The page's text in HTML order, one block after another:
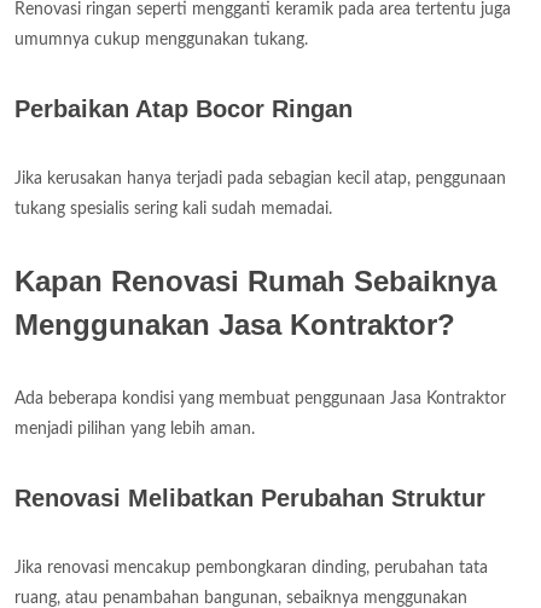
Renovasi ringan seperti mengganti keramik pada area tertentu juga
umumnya cukup menggunakan tukang.
Perbaikan Atap Bocor Ringan
Jika kerusakan hanya terjadi pada sebagian kecil atap, penggunaan
tukang spesialis sering kali sudah memadai.
Kapan Renovasi Rumah Sebaiknya
Menggunakan Jasa Kontraktor?
Ada beberapa kondisi yang membuat penggunaan Jasa Kontraktor
menjadi pilihan yang lebih aman.
Renovasi Melibatkan Perubahan Struktur
Jika renovasi mencakup pembongkaran dinding, perubahan tata
ruang, atau penambahan bangunan, sebaiknya menggunakan